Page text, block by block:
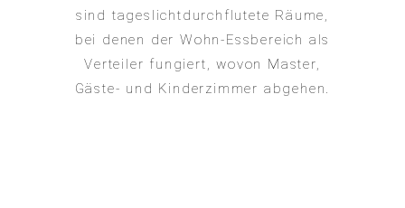
sind tageslichtdurchflutete Räume,
bei denen der Wohn-Essbereich als
Verteiler fungiert, wovon Master,
Gäste- und Kinderzimmer abgehen.